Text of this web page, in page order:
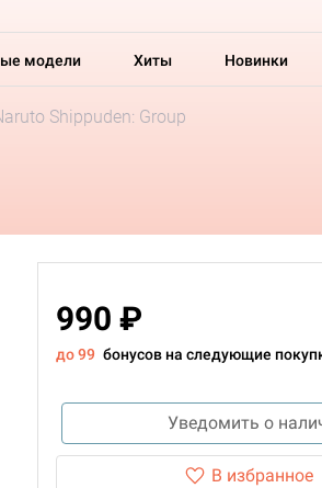
модели Хиты Новинки
Shippuden: Group
990 ₽
до 99 бонусов на следующие
Уведомить о
В избранное